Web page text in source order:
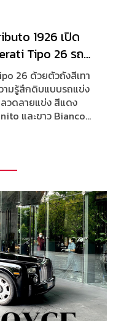
1926 เปิด
Tipo 26 รถ
งแบรนด์
26 ด้วยตัวถังสีเทา
ามรู้สึกดิบแบบรถแข่ง
วดลายแข่ง สีแดง
และขาว Bianco
หมายเลข 5 ซึ่งคือเลข
26 และโลโก้ปลาย